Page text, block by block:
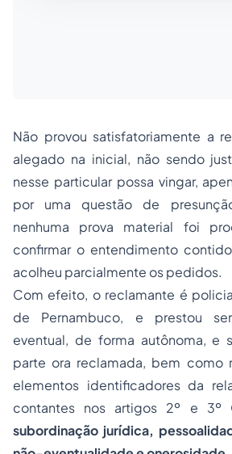
Não provou satisfatoriamente a
alegado na inicial, não sendo
nesse particular possa vingar,
por uma questão de
nenhuma prova material foi
confirmar o entendimento
acolheu parcialmente os pedidos.
Com efeito, o reclamante é
de Pernambuco, e prestou
eventual, de forma autônoma, e
parte ora reclamada, bem como
elementos identificadores da
contantes nos artigos 2º e 3º
subordinação jurídica,